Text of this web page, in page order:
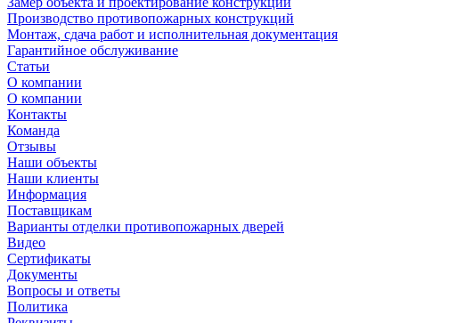
Производство противопожарных конструкций
Монтаж, сдача работ и исполнительная документация
Гарантийное обслуживание
Статьи
О компании
О компании
Контакты
Команда
Отзывы
Наши объекты
Наши клиенты
Информация
Поставщикам
Варианты отделки противопожарных дверей
Видео
Сертификаты
Документы
Вопросы и ответы
Политика